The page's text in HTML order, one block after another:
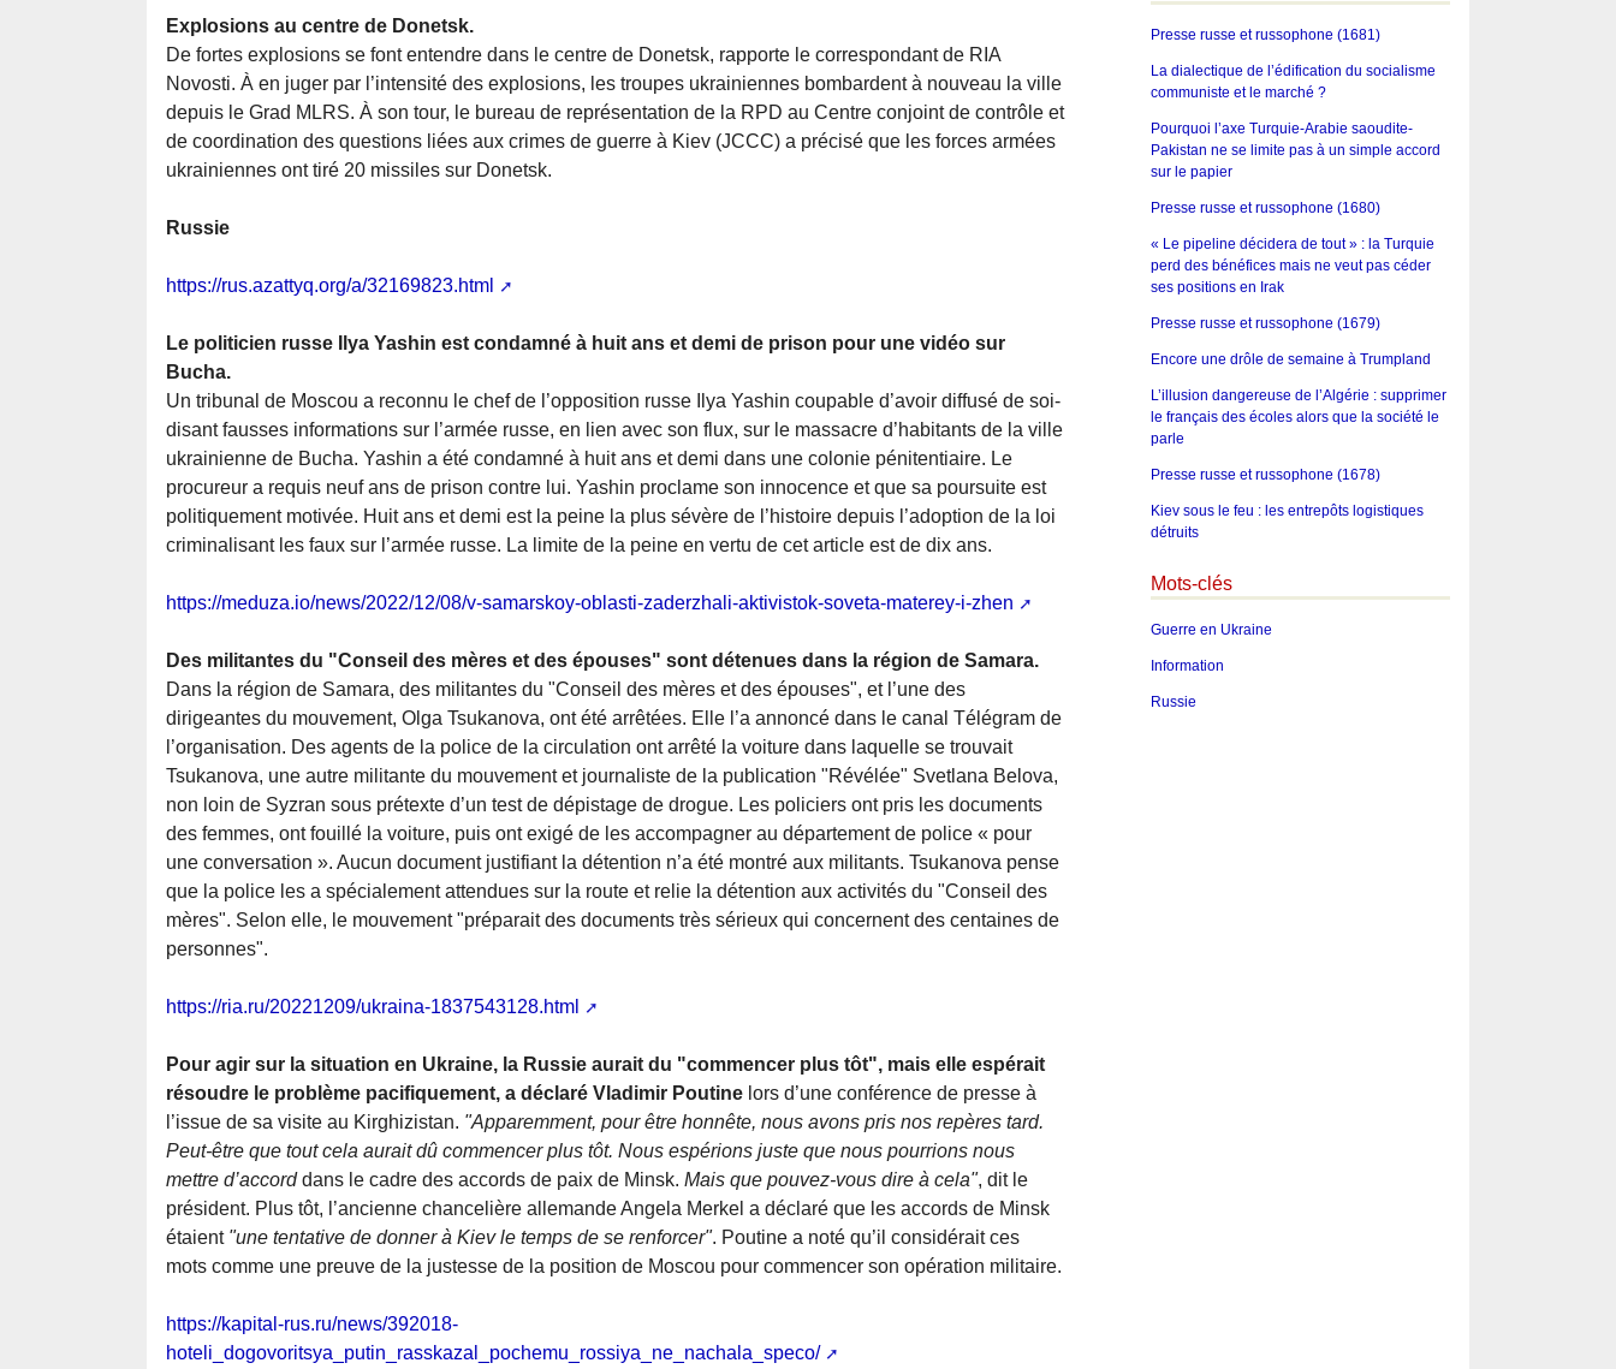
Explosions au centre de Donetsk.
De fortes explosions se font entendre dans le centre de Donetsk, rapporte le correspondant de RIA
Novosti. À en juger par l’intensité des explosions, les troupes ukrainiennes bombardent à nouveau la ville
depuis le Grad MLRS. À son tour, le bureau de représentation de la RPD au Centre conjoint de contrôle et
de coordination des questions liées aux crimes de guerre à Kiev (JCCC) a précisé que les forces armées
ukrainiennes ont tiré 20 missiles sur Donetsk.
Russie
https://rus.azattyq.org/a/32169823.html
Le politicien russe Ilya Yashin est condamné à huit ans et demi de prison pour une vidéo sur
Bucha.
Un tribunal de Moscou a reconnu le chef de l’opposition russe Ilya Yashin coupable d’avoir diffusé de soi-
disant fausses informations sur l’armée russe, en lien avec son flux, sur le massacre d’habitants de la ville
ukrainienne de Bucha. Yashin a été condamné à huit ans et demi dans une colonie pénitentiaire. Le
procureur a requis neuf ans de prison contre lui. Yashin proclame son innocence et que sa poursuite est
politiquement motivée. Huit ans et demi est la peine la plus sévère de l’histoire depuis l’adoption de la loi
criminalisant les faux sur l’armée russe. La limite de la peine en vertu de cet article est de dix ans.
https://meduza.io/news/2022/12/08/v-samarskoy-oblasti-zaderzhali-aktivistok-soveta-materey-i-zhen
Des militantes du "Conseil des mères et des épouses" sont détenues dans la région de Samara.
Dans la région de Samara, des militantes du "Conseil des mères et des épouses", et l’une des
dirigeantes du mouvement, Olga Tsukanova, ont été arrêtées. Elle l’a annoncé dans le canal Télégram de
l’organisation. Des agents de la police de la circulation ont arrêté la voiture dans laquelle se trouvait
Tsukanova, une autre militante du mouvement et journaliste de la publication "Révélée" Svetlana Belova,
non loin de Syzran sous prétexte d’un test de dépistage de drogue. Les policiers ont pris les documents
des femmes, ont fouillé la voiture, puis ont exigé de les accompagner au département de police « pour
une conversation ». Aucun document justifiant la détention n’a été montré aux militants. Tsukanova pense
que la police les a spécialement attendues sur la route et relie la détention aux activités du "Conseil des
mères". Selon elle, le mouvement "préparait des documents très sérieux qui concernent des centaines de
personnes".
https://ria.ru/20221209/ukraina-1837543128.html
Pour agir sur la situation en Ukraine, la Russie aurait du "commencer plus tôt", mais elle espérait
résoudre le problème pacifiquement, a déclaré Vladimir Poutine lors d’une conférence de presse à
l’issue de sa visite au Kirghizistan. "Apparemment, pour être honnête, nous avons pris nos repères tard.
Peut-être que tout cela aurait dû commencer plus tôt. Nous espérions juste que nous pourrions nous
mettre d’accorddans le cadre des accords de paix de Minsk. Mais que pouvez-vous dire à cela", dit le
président. Plus tôt, l’ancienne chancelière allemande Angela Merkel a déclaré que les accords de Minsk
étaient "une tentative de donner à Kiev le temps de se renforcer". Poutine a noté qu’il considérait ces
mots comme une preuve de la justesse de la position de Moscou pour commencer son opération militaire.
https://kapital-rus.ru/news/392018-
hoteli_dogovoritsya_putin_rasskazal_pochemu_rossiya_ne_nachala_speco/
Presse russe et russophone (1681)
La dialectique de l’édification du socialisme
communiste et le marché ?
Pourquoi l’axe Turquie-Arabie saoudite-
Pakistan ne se limite pas à un simple accord
sur le papier
Presse russe et russophone (1680)
« Le pipeline décidera de tout » : la Turquie
perd des bénéfices mais ne veut pas céder
ses positions en Irak
Presse russe et russophone (1679)
Encore une drôle de semaine à Trumpland
L’illusion dangereuse de l’Algérie : supprimer
le français des écoles alors que la société le
parle
Presse russe et russophone (1678)
Kiev sous le feu : les entrepôts logistiques
détruits
Mots-clés
Guerre en Ukraine
Information
Russie